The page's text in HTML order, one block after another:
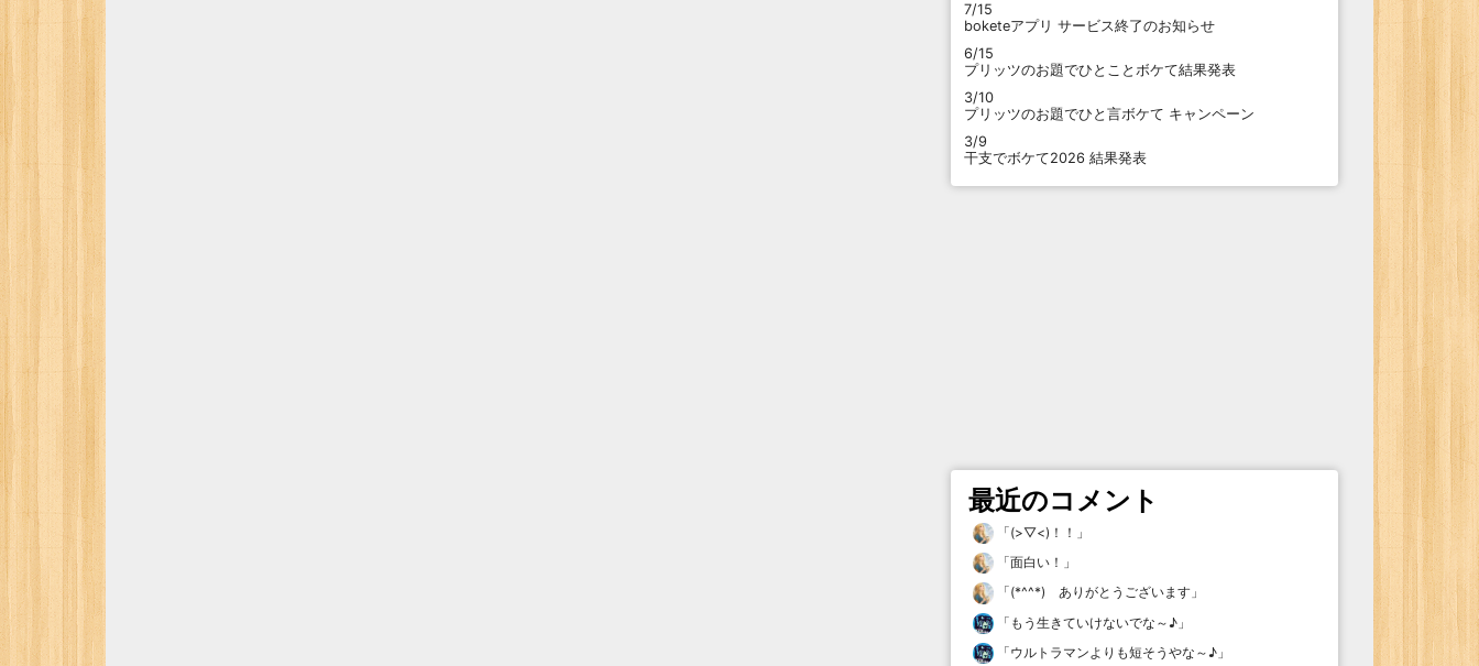
7/15
boketeアプリ サービス終了のお知らせ
6/15
プリッツのお題でひとことボケて結果発表
3/10
プリッツのお題でひと言ボケて キャンペーン
3/9
干支でボケて2026 結果発表
最近のコメント
「(>▽<)！！ 」
「面白い！ 」
「(*^^*) ありがとうございます 」
「 もう生きていけないでな～♪ 」
「ウルトラマンよりも短そうやな～♪ 」